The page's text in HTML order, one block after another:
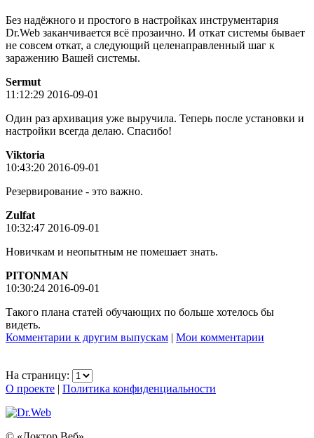
Без надёжного и простого в настройках инструментария
Dr.Web заканчивается всё прозаично. И откат системы бывает
не совсем откат, а следующий целенаправленный шаг к
заражению Вашей системы.
Sermut
11:12:29 2016-09-01
Один раз архивация уже выручила. Теперь после установки и
настройки всегда делаю. Спасибо!
Viktoria
10:43:20 2016-09-01
Резервирование - это важно.
Zulfat
10:32:47 2016-09-01
Новичкам и неопытным не помешает знать.
PITONMAN
10:30:24 2016-09-01
Такого плана статей обучающих по больше хотелось бы
видеть.
Комментарии к другим выпускам | Мои комментарии
На страницу:
О проекте | Политика конфиденциальности